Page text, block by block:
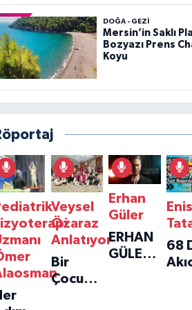
DOĞA - GEZI
Mersin’in Saklı
Bozyazı Prens
Koyu
Veysel
Özaraz
Anlatıyor
Bir
Çocuğun
Erhan
Güler
ERHAN
GÜLER'IN
Enis
68